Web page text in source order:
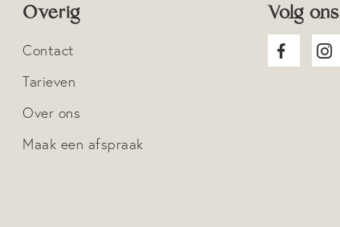
Overig
Contact
Tarieven
Over ons
Maak een afspraak
Volg ons